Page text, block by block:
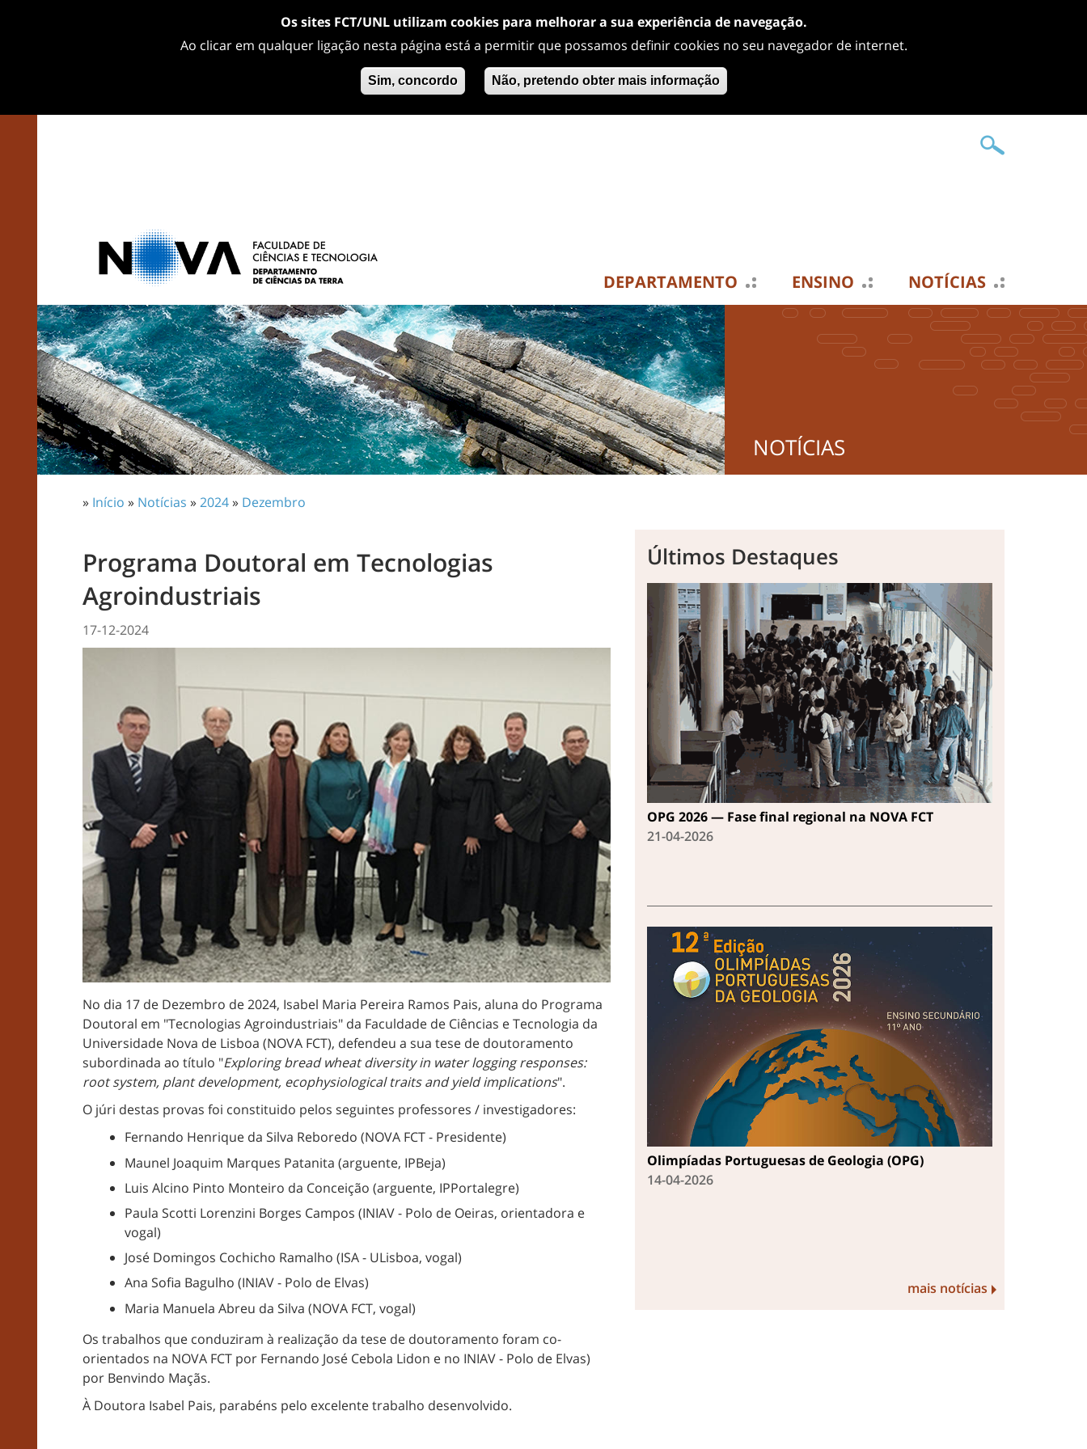
Os sites FCT/UNL utilizam cookies para melhorar a sua experiência de navegação.
Ao clicar em qualquer ligação nesta página está a permitir que possamos definir cookies no seu navegador de internet.
Sim, concordo Não, pretendo obter mais informação
DEPARTAMENTO ENSINO NOTÍCIAS
NOTÍCIAS
» Início » Notícias »2024» Dezembro
Programa Doutoral em Tecnologias
Agroindustriais
17-12-2024
No dia 17 de Dezembro de 2024, Isabel Maria Pereira Ramos Pais, aluna do Programa
Doutoral em "Tecnologias Agroindustriais" da Faculdade de Ciências e Tecnologia da
Universidade Nova de Lisboa (NOVA FCT), defendeu a sua tese de doutoramento
subordinada ao título "Exploring bread wheat diversity in water logging responses:
root system, plant development, ecophysiological traits and yield implications".
O júri destas provas foi constituido pelos seguintes professores / investigadores:
Fernando Henrique da Silva Reboredo (NOVA FCT - Presidente)
Maunel Joaquim Marques Patanita (arguente, IPBeja)
Luis Alcino Pinto Monteiro da Conceição (arguente, IPPortalegre)
Paula Scotti Lorenzini Borges Campos (INIAV - Polo de Oeiras, orientadora e
vogal)
José Domingos Cochicho Ramalho (ISA - ULisboa, vogal)
Ana Sofia Bagulho (INIAV - Polo de Elvas)
Maria Manuela Abreu da Silva (NOVA FCT, vogal)
Os trabalhos que conduziram à realização da tese de doutoramento foram co-
orientados na NOVA FCT por Fernando José Cebola Lidon e no INIAV - Polo de Elvas)
por Benvindo Maçãs.
À Doutora Isabel Pais, parabéns pelo excelente trabalho desenvolvido.
Últimos Destaques
OPG 2026 — Fase final regional na NOVA FCT
21-04-2026
Olimpíadas Portuguesas de Geologia (OPG)
14-04-2026
mais notícias